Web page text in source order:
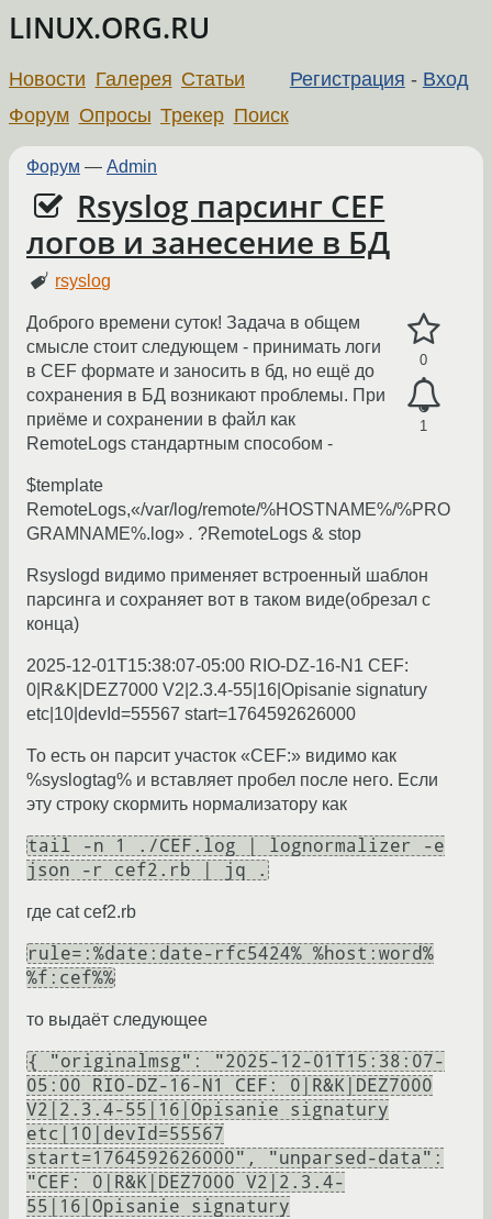
LINUX.ORG.RU
Регистрация - Вход
Новости Галерея Статьи
Форум Опросы Трекер Поиск
Форум — Admin
Rsyslog парсинг CEF
логов и занесение в БД
rsyslog
0
1
Доброго времени суток! Задача в общем
смысле стоит следующем - принимать логи
в CEF формате и заносить в бд, но ещё до
сохранения в БД возникают проблемы. При
приёме и сохранении в файл как
RemoteLogs стандартным способом -
$template
RemoteLogs,«/var/log/remote/%HOSTNAME%/%PRO
GRAMNAME%.log» . ?RemoteLogs & stop
Rsyslogd видимо применяет встроенный шаблон
парсинга и сохраняет вот в таком виде(обрезал с
конца)
2025-12-01T15:38:07-05:00 RIO-DZ-16-N1 CEF:
0|R&K|DEZ7000 V2|2.3.4-55|16|Opisanie signatury
etc|10|devId=55567 start=1764592626000
То есть он парсит участок «CEF:» видимо как
%syslogtag% и вставляет пробел после него. Если
эту строку скормить нормализатору как
tail -n 1 ./CEF.log | lognormalizer -e
json -r cef2.rb | jq .
где cat cef2.rb
rule=:%date:date-rfc5424% %host:word%
%f:cef%%
то выдаёт следующее
{ "originalmsg": "2025-12-01T15:38:07-
05:00 RIO-DZ-16-N1 CEF: 0|R&K|DEZ7000
V2|2.3.4-55|16|Opisanie signatury
etc|10|devId=55567
start=1764592626000", "unparsed-data":
"CEF: 0|R&K|DEZ7000 V2|2.3.4-
55|16|Opisanie signatury